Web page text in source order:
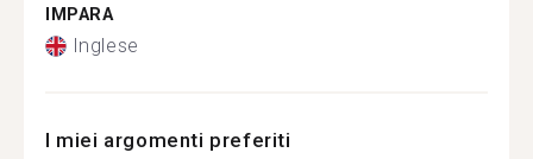
IMPARA
Inglese
I miei argomenti preferiti